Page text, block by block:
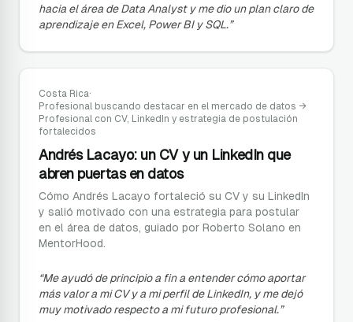
hacia el área de Data Analyst y me dio un plan claro de
aprendizaje en Excel, Power BI y SQL.”
Costa Rica·
Profesional buscando destacar en el mercado de datos →
Profesional con CV, LinkedIn y estrategia de postulación
fortalecidos
Andrés Lacayo: un CV y un LinkedIn que
abren puertas en datos
Cómo Andrés Lacayo fortaleció su CV y su LinkedIn
y salió motivado con una estrategia para postular
en el área de datos, guiado por Roberto Solano en
MentorHood.
“Me ayudó de principio a fin a entender cómo aportar
más valor a mi CV y a mi perfil de LinkedIn, y me dejó
muy motivado respecto a mi futuro profesional.”